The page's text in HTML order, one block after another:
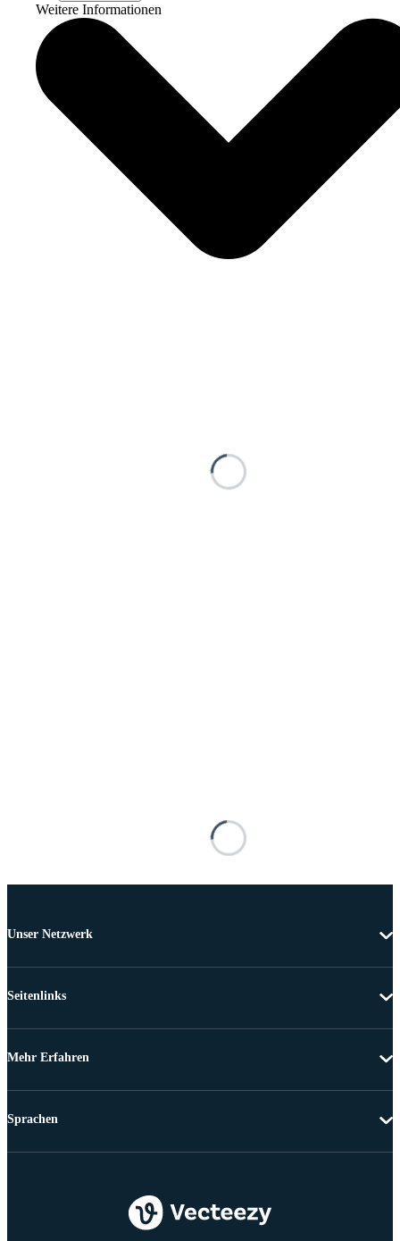
Weitere Informationen
Unser Netzwerk
Seitenlinks
Mehr Erfahren
Sprachen